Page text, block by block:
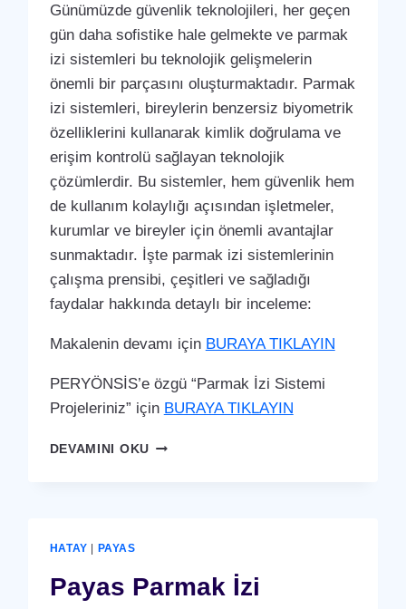
Günümüzde güvenlik teknolojileri, her geçen
gün daha sofistike hale gelmekte ve parmak
izi sistemleri bu teknolojik gelişmelerin
önemli bir parçasını oluşturmaktadır. Parmak
izi sistemleri, bireylerin benzersiz biyometrik
özelliklerini kullanarak kimlik doğrulama ve
erişim kontrolü sağlayan teknolojik
çözümlerdir. Bu sistemler, hem güvenlik hem
de kullanım kolaylığı açısından işletmeler,
kurumlar ve bireyler için önemli avantajlar
sunmaktadır. İşte parmak izi sistemlerinin
çalışma prensibi, çeşitleri ve sağladığı
faydalar hakkında detaylı bir inceleme:
Makalenin devamı için BURAYA TIKLAYIN
PERYÖNSİS’e özgü “Parmak İzi Sistemi
Projeleriniz” için BURAYA TIKLAYIN
DEVAMINI OKUYAYLADAĞI
HATAY | PAYAS
Payas Parmak İzi